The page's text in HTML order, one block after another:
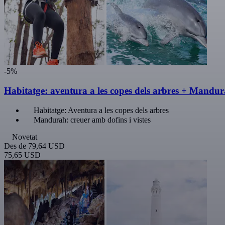
-5%
Habitatge: aventura a les copes dels arbres +
Habitatge: Aventura a les copes dels arbres
Mandurah: creuer amb dofins i vistes
Novetat
Des de 79,64 USD
75,65 USD